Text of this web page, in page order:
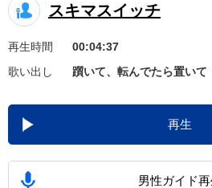
キャンペーン
お知らせ よくあるご質問
DAMの新曲・ラン
カラオケ最新情報を
スキマスイッチ
再生時間
00:04:37
歌い出し
躓いて、転んでたら置いて
再生
男性ガイド